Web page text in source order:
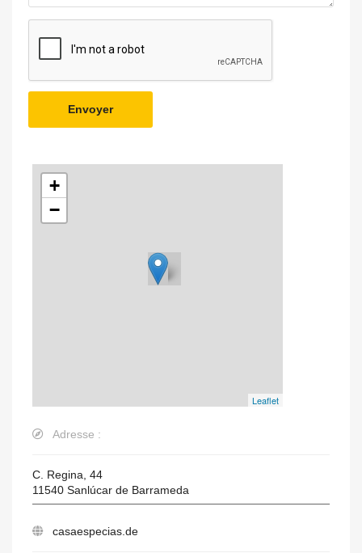
Envoyer
+
−
Leaflet
Adresse :
C. Regina, 44
11540 Sanlúcar de Barrameda
casaespecias.de